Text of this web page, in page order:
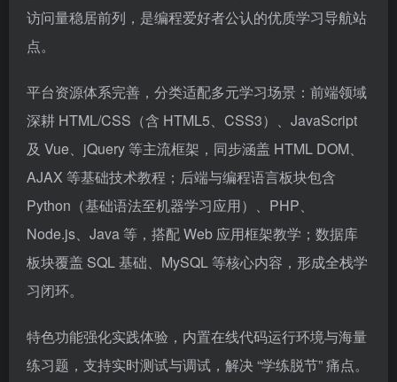
访问量稳居前列，是编程爱好者公认的优质学习导航站
点。
平台资源体系完善，分类适配多元学习场景：前端领域
深耕 HTML/CSS（含 HTML5、CSS3）、JavaScript
及 Vue、jQuery 等主流框架，同步涵盖 HTML DOM、
AJAX 等基础技术教程；后端与编程语言板块包含
Python（基础语法至机器学习应用）、PHP、
Node.js、Java 等，搭配 Web 应用框架教学；数据库
板块覆盖 SQL 基础、MySQL 等核心内容，形成全栈学
习闭环。
特色功能强化实践体验，内置在线代码运行环境与海量
练习题，支持实时测试与调试，解决 “学练脱节” 痛点。